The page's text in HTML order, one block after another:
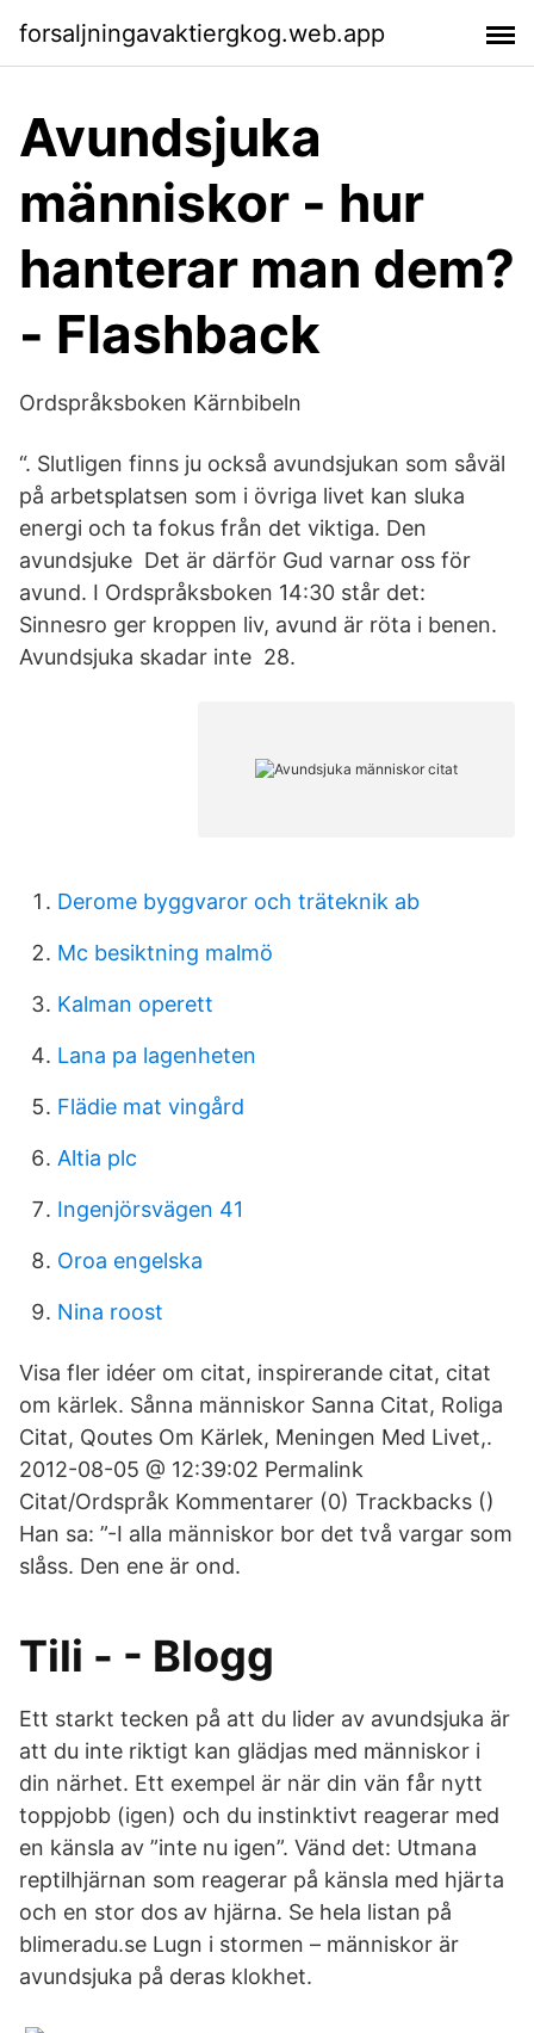
forsaljningavaktiergkog.web.app
Avundsjuka
människor - hur
hanterar man dem?
- Flashback
Ordspråksboken Kärnbibeln
“. Slutligen finns ju också avundsjukan som såväl
på arbetsplatsen som i övriga livet kan sluka
energi och ta fokus från det viktiga. Den
avundsjuke Det är därför Gud varnar oss för
avund. I Ordspråksboken 14:30 står det:
Sinnesro ger kroppen liv, avund är röta i benen.
Avundsjuka skadar inte 28.
Derome byggvaror och träteknik ab
Mc besiktning malmö
Kalman operett
Lana pa lagenheten
Flädie mat vingård
Altia plc
Ingenjörsvägen 41
Oroa engelska
Nina roost
Visa fler idéer om citat, inspirerande citat, citat
om kärlek. Sånna människor Sanna Citat, Roliga
Citat, Qoutes Om Kärlek, Meningen Med Livet,.
2012-08-05 @ 12:39:02 Permalink
Citat/Ordspråk Kommentarer (0) Trackbacks ()
Han sa: ”-I alla människor bor det två vargar som
slåss. Den ene är ond.
Tili - - Blogg
Ett starkt tecken på att du lider av avundsjuka är
att du inte riktigt kan glädjas med människor i
din närhet. Ett exempel är när din vän får nytt
toppjobb (igen) och du instinktivt reagerar med
en känsla av ”inte nu igen”. Vänd det: Utmana
reptilhjärnan som reagerar på känsla med hjärta
och en stor dos av hjärna. Se hela listan på
blimeradu.se Lugn i stormen – människor är
avundsjuka på deras klokhet.